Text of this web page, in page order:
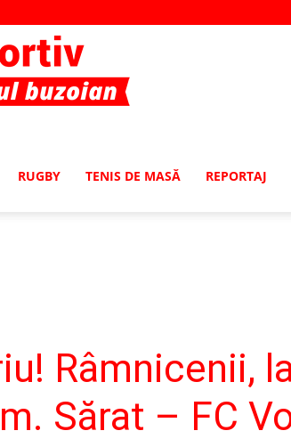
RUGBY TENIS DE MASĂ REPORTAJ
Râmnicenii,
Sărat – FC